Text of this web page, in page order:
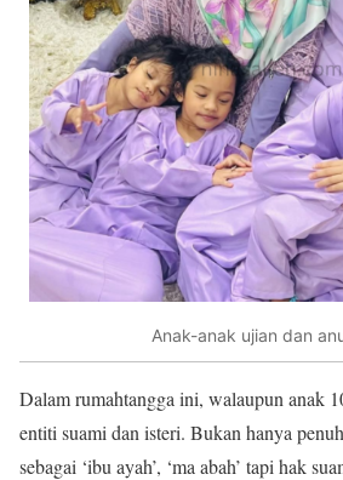
Anak-anak ujian dan
Dalam rumahtangga ini, walaupun anak
entiti suami dan isteri. Bukan hanya
sebagai ‘ibu ayah’, ‘ma abah’ tapi hak